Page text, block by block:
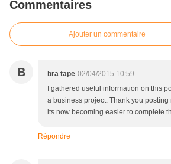
Commentaires
Ajouter un commentaire
B bra tape 02/04/2015 10:59
I gathered useful information on this
a business project. Thank you
its now becoming easier to complete
Répondre